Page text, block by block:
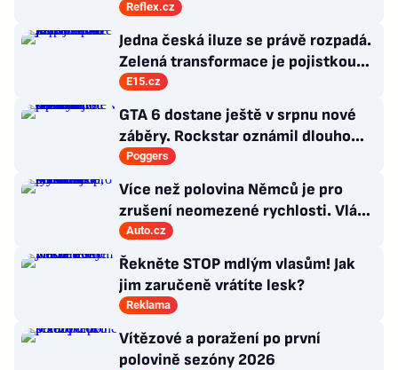
ministra. Nestačí se tak tvářit, musí
zamakat
Reflex.cz
Jedna česká iluze se právě rozpadá.
Zelená transformace je pojistkou
proti chaosu
E15.cz
GTA 6 dostane ještě v srpnu nové
záběry. Rockstar oznámil dlouho
očekávanou prezentaci
Poggers
Více než polovina Němců je pro
zrušení neomezené rychlosti. Vláda
řekla, co si o tom myslí
Auto.cz
Řekněte STOP mdlým vlasům! Jak
jim zaručeně vrátíte lesk?
Reklama
Vítězové a poražení po první
polovině sezóny 2026